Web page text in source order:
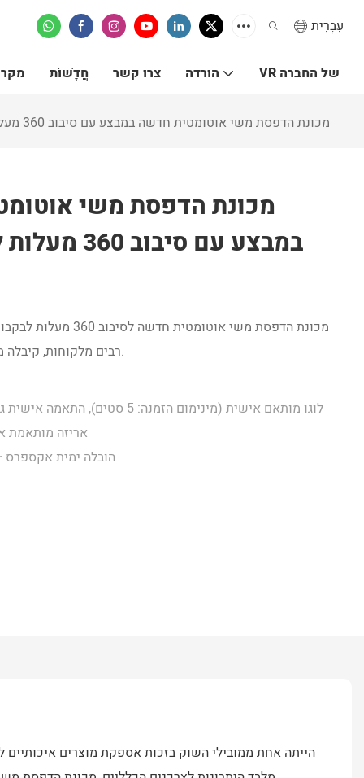
עִבְרִית
חֲדָשׁוֹת צרו קשר הורדה VR של החברה
APM PRINT - מכונת הדפסת משי אוטומטית חדשה במבצע עם סיבוב 360 מעלות לבקבוקי פלסטיק/זכוכית ומכסים
במבצע עם
מכונת הדפסת משי
רבים מלקוחות, קיבלה משוב טוב מהשוק ופתרה נקודות כאב של לקוחות.
אריזה מותאמת
הובלה ימית אקספרס